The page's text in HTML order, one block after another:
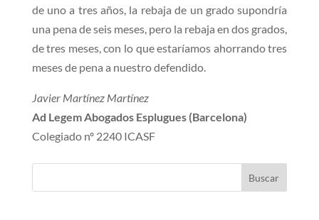
de uno a tres años, la rebaja de un grado supondría
una pena de seis meses, pero la rebaja en dos grados,
de tres meses, con lo que estaríamos ahorrando tres
meses de pena a nuestro defendido.
Javier Martínez Martínez
Ad Legem Abogados Esplugues (Barcelona)
Colegiado nº 2240 ICASF